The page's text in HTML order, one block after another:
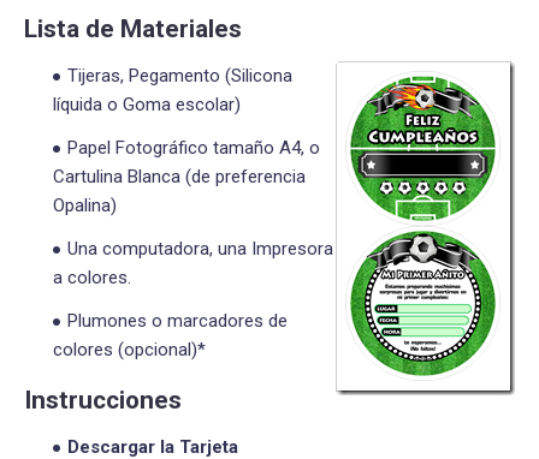
Lista de Materiales
Tijeras, Pegamento (Silicona
líquida o Goma escolar)
Papel Fotográfico tamaño A4, o
Cartulina Blanca (de preferencia
Opalina)
Una computadora, una Impresora
a colores.
Plumones o marcadores de
colores (opcional)*
Instrucciones
Descargar la Tarjeta